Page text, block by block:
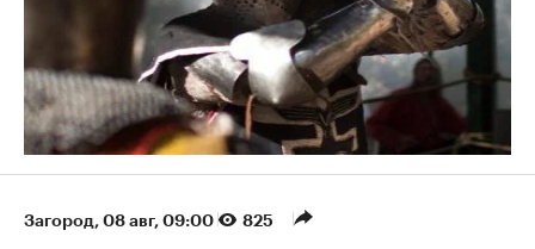
Загород⁠, 08 авг, 09:00 825